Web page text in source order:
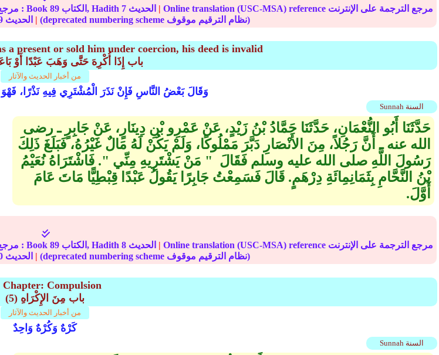
In-book reference مرجع التصنيف : Book 89 الكتاب, Hadith 7 | Online translation (USC-MSA) reference مرجع الترجمة على الإنترنت
| (deprecated numbering scheme نظام الترقيم موقوف)
a present or sold him under coercion, his deed is invalid
(4) باب إِذَا أُكْرِهَ حَتَّى وَهَبَ عَبْدًا أَوْ
من أخبار الحديث والآثار
وَقَالَ بَعْضُ النَّاسِ فَإِنْ نَذَرَ الْمُشْتَرِي فِيهِ نَذْرًا،
Sunnah السنة
حَدَّثَنَا أَبُو النُّعْمَانِ، حَدَّثَنَا حَمَّادُ بْنُ زَيْدٍ، عَنْ عَمْرِو بْنِ دِينَارٍ، عَنْ جَابِرٍ ـ رضى
الله عنه ـ أَنَّ رَجُلاً، مِنَ الأَنْصَارِ دَبَّرَ مَمْلُوكًا، وَلَمْ يَكُنْ لَهُ مَالٌ غَيْرُهُ، فَبَلَغَ ذَلِكَ
رَسُولَ اللَّهِ صلى الله عليه وسلم فَقَالَ ‏ "‏ مَنْ يَشْتَرِيهِ مِنِّي ‏"‏‏.‏ فَاشْتَرَاهُ نُعَيْمُ
بْنُ النَّحَّامِ بِثَمَانِمِائَةِ دِرْهَمٍ‏.‏ قَالَ فَسَمِعْتُ جَابِرًا يَقُولُ عَبْدًا قِبْطِيًّا مَاتَ عَامَ
أَوَّلَ‏.‏
In-book reference مرجع التصنيف : Book 89 الكتاب, Hadith 8 | Online translation (USC-MSA) reference مرجع الترجمة على الإنترنت
| (deprecated numbering scheme نظام الترقيم موقوف)
Chapter: Compulsion
(5) باب مِنَ الإِكْرَاهِ‏‏
من أخبار الحديث والآثار
كَرْهٌ وَكُرْهٌ وَاحِدٌ
Sunnah السنة